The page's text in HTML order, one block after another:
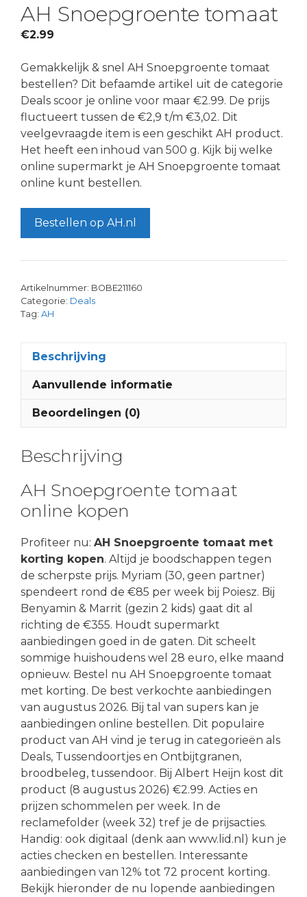
AH Snoepgroente tomaat
€2.99
Gemakkelijk & snel AH Snoepgroente tomaat
bestellen? Dit befaamde artikel uit de categorie
Deals scoor je online voor maar €2.99. De prijs
fluctueert tussen de €2,9 t/m €3,02. Dit
veelgevraagde item is een geschikt AH product.
Het heeft een inhoud van 500 g. Kijk bij welke
online supermarkt je AH Snoepgroente tomaat
online kunt bestellen.
Bestellen op AH.nl
Artikelnummer: BOBE211160
Categorie: Deals
Tag: AH
Beschrijving
Aanvullende informatie
Beoordelingen (0)
Beschrijving
AH Snoepgroente tomaat
online kopen
Profiteer nu: AH Snoepgroente tomaat met
korting kopen. Altijd je boodschappen tegen
de scherpste prijs. Myriam (30, geen partner)
spendeert rond de €85 per week bij Poiesz. Bij
Benyamin & Marrit (gezin 2 kids) gaat dit al
richting de €355. Houdt supermarkt
aanbiedingen goed in de gaten. Dit scheelt
sommige huishoudens wel 28 euro, elke maand
opnieuw. Bestel nu AH Snoepgroente tomaat
met korting. De best verkochte aanbiedingen
van augustus 2026. Bij tal van supers kan je
aanbiedingen online bestellen. Dit populaire
product van AH vind je terug in categorieën als
Deals, Tussendoortjes en Ontbijtgranen,
broodbeleg, tussendoor. Bij Albert Heijn kost dit
product (8 augustus 2026) €2.99. Acties en
prijzen schommelen per week. In de
reclamefolder (week 32) tref je de prijsacties.
Handig: ook digitaal (denk aan www.lid.nl) kun je
acties checken en bestellen. Interessante
aanbiedingen van 12% tot 72 procent korting.
Bekijk hieronder de nu lopende aanbiedingen